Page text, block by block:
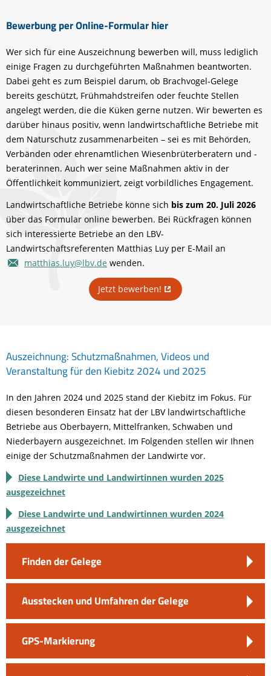
Bewerbung per Online-Formular hier
Wer sich für eine Auszeichnung bewerben will, muss lediglich
einige Fragen zu durchgeführten Maßnahmen beantworten.
Dabei geht es zum Beispiel darum, ob Brachvogel-Gelege
bereits geschützt, Frühmahdstreifen oder feuchte Stellen
angelegt werden, die die Küken gerne nutzen. Wir bewerten es
darüber hinaus positiv, wenn landwirtschaftliche Betriebe mit
dem Naturschutz zusammenarbeiten – sei es mit Behörden,
Verbänden oder ehrenamtlichen Wiesenbrüterberatern und -
beraterinnen. Auch wer seine Maßnahmen aktiv in der
Öffentlichkeit kommuniziert, zeigt vorbildliches Engagement.
Landwirtschaftliche Betriebe könne sich bis zum 20. Juli 2026
über das Formular online bewerben. Bei Rückfragen können
sich interessierte Betriebe an den LBV-
Landwirtschaftsreferenten Matthias Luy per E-Mail an
matthias.luy@lbv.de wenden.
Jetzt bewerben!
Auszeichnung: Schutzmaßnahmen, Videos und
Veranstaltung für den Kiebitz 2024 und 2025
In den Jahren 2024 und 2025 stand der Kiebitz im Fokus. Für
diesen besonderen Einsatz hat der LBV landwirtschaftliche
Betriebe aus Oberbayern, Mittelfranken, Schwaben und
Niederbayern ausgezeichnet. Im Folgenden stellen wir Ihnen
einige der Schutzmaßnahmen der Landwirte vor.
Diese Landwirte und Landwirtinnen wurden 2025
ausgezeichnet
Diese Landwirte und Landwirtinnen wurden 2024
ausgezeichnet
Finden der Gelege
Ausstecken und Umfahren der Gelege
GPS-Markierung